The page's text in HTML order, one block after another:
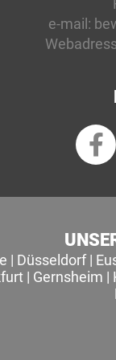
e-mail:
| Düsseldorf|
| Gernsheim |